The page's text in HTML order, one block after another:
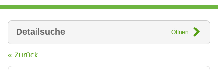
Detailsuche Öffnen
« Zurück